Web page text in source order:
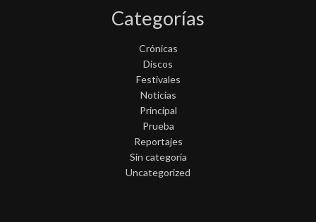
Categorías
Crónicas
Discos
Festivales
Noticias
Principal
Prueba
Reportajes
Sin categoría
Uncategorized